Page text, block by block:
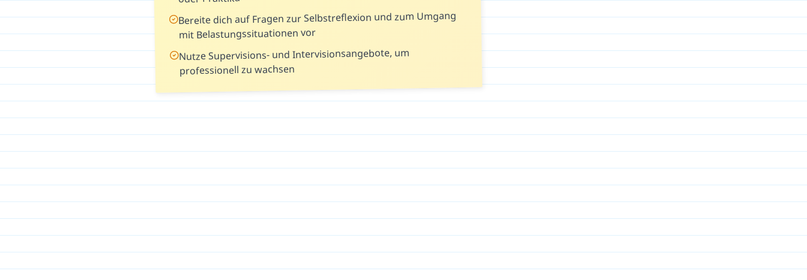
Bereite dich auf Fragen zur Selbstreflexion und zum Umgang
mit Belastungssituationen vor
Nutze Supervisions- und Intervisionsangebote, um
professionell zu wachsen